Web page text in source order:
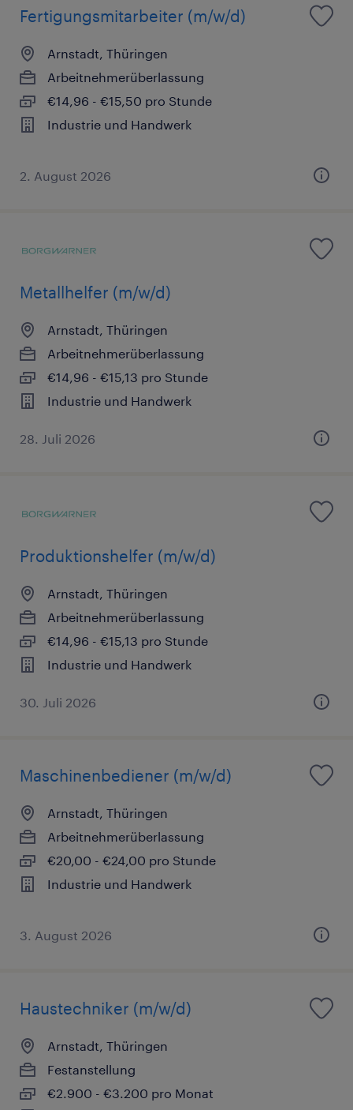
Fertigungsmitarbeiter (m/w/d)
Arnstadt, Thüringen
Arbeitnehmerüberlassung
€14,96 - €15,50 pro Stunde
Industrie und Handwerk
2. August 2026
Metallhelfer (m/w/d)
Arnstadt, Thüringen
Arbeitnehmerüberlassung
€14,96 - €15,13 pro Stunde
Industrie und Handwerk
28. Juli 2026
Produktionshelfer (m/w/d)
Arnstadt, Thüringen
Arbeitnehmerüberlassung
€14,96 - €15,13 pro Stunde
Industrie und Handwerk
30. Juli 2026
Maschinenbediener (m/w/d)
Arnstadt, Thüringen
Arbeitnehmerüberlassung
€20,00 - €24,00 pro Stunde
Industrie und Handwerk
3. August 2026
Haustechniker (m/w/d)
Arnstadt, Thüringen
Festanstellung
€2.900 - €3.200 pro Monat